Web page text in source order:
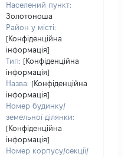
Населений пункт:
Золотоноша
Район у місті:
[Конфіденційна
інформація]
Тип: [Конфіденційна
інформація]
Назва: [Конфіденційна
інформація]
Номер будинку/
земельної ділянки:
[Конфіденційна
інформація]
Номер корпусу/секції/